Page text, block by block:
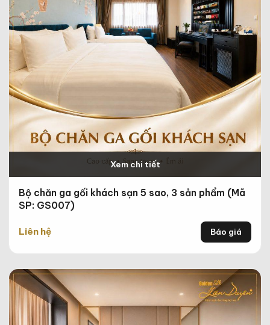
Xem chi tiết
Bộ chăn ga gối khách sạn 5 sao, 3 sản phẩm (Mã
SP: GS007)
Liên hệ Báo giá